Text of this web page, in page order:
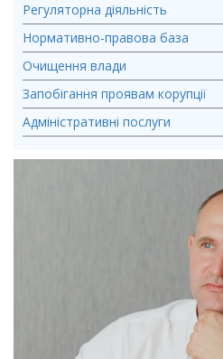
Регуляторна діяльність
Нормативно-правова база
Очищення влади
Запобігання проявам корупції
Адміністративні послуги